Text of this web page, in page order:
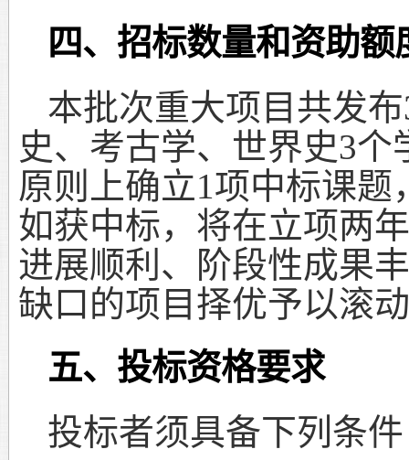
四、招标数量和资助额
本批次重大项目共发布
史、考古学、世界史3个
原则上确立1项中标课题
如获中标，将在立项两
进展顺利、阶段性成果
缺口的项目择优予以滚
五、投标资格要求
投标者须具备下列条